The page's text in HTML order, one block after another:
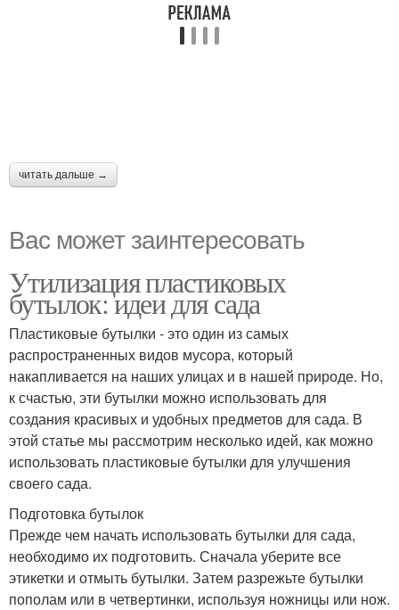
читать дальше →
Вас может заинтересовать
Утилизация пластиковых
бутылок: идеи для сада
Пластиковые бутылки - это один из самых
распространенных видов мусора, который
накапливается на наших улицах и в нашей природе. Но,
к счастью, эти бутылки можно использовать для
создания красивых и удобных предметов для сада. В
этой статье мы рассмотрим несколько идей, как можно
использовать пластиковые бутылки для улучшения
своего сада.
Подготовка бутылок
Прежде чем начать использовать бутылки для сада,
необходимо их подготовить. Сначала уберите все
этикетки и отмыть бутылки. Затем разрежьте бутылки
пополам или в четвертинки, используя ножницы или нож.